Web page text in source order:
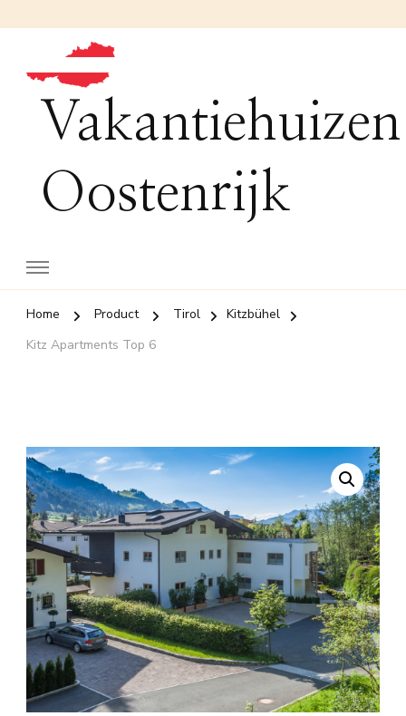
Vakantiehuizen
Oostenrijk
Home Product Tirol
Kitzbühel
Kitz Apartments Top 6